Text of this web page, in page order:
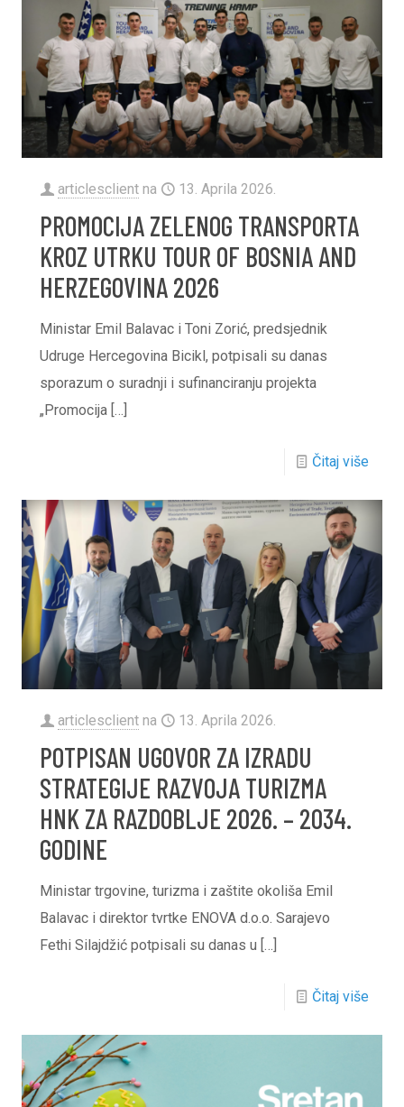
articlesclient na 13. Aprila 2026.
PROMOCIJA ZELENOG TRANSPORTA
KROZ UTRKU TOUR OF BOSNIA AND
HERZEGOVINA 2026
Ministar Emil Balavac i Toni Zorić, predsjednik
Udruge Hercegovina Bicikl, potpisali su danas
sporazum o suradnji i sufinanciranju projekta
„Promocija […]
Čitaj više
articlesclient na 13. Aprila 2026.
POTPISAN UGOVOR ZA IZRADU
STRATEGIJE RAZVOJA TURIZMA
HNK ZA RAZDOBLJE 2026. – 2034.
GODINE
Ministar trgovine, turizma i zaštite okoliša Emil
Balavac i direktor tvrtke ENOVA d.o.o. Sarajevo
Fethi Silajdžić potpisali su danas u […]
Čitaj više